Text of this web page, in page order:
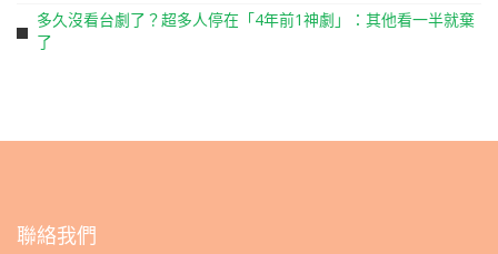
多久沒看台劇了？超多人停在「4年前1神劇」：其他看一半就棄
了
聯絡我們